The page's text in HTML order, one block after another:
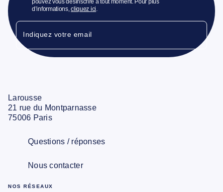
d’informations,cliquez ici
Indiquez votre email
Larousse
21 rue du Montparnasse
75006 Paris
Questions / réponses
Nous contacter
NOS RÉSEAUX